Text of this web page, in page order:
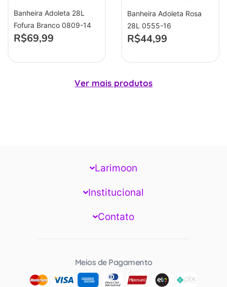
Banheira Adoleta 28L
Fofura Branco 0809-14
R$69,99
Banheira Adoleta Rosa
28L 0555-16
R$44,99
Ver mais produtos
Larimoon
Institucional
Contato
Meios de Pagamento